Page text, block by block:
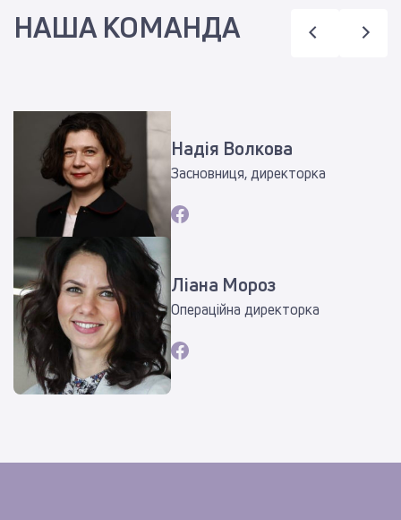
НАША КОМАНДА
Надія Волкова
Засновниця, директорка
Ліана Мороз
Операційна директорка